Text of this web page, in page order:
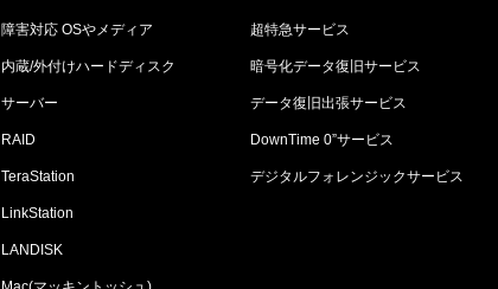
障害対応 OSやメディア
内蔵/外付けハードディスク
サーバー
RAID
TeraStation
LinkStation
LANDISK
超特急サービス
暗号化データ復旧サービス
データ復旧出張サービス
DownTime 0”サービス
デジタルフォレンジックサービス